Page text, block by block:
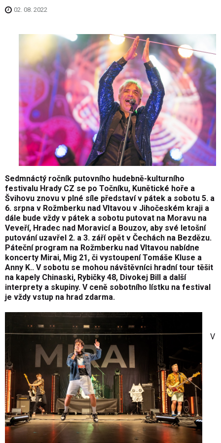
02. 08. 2022
Sedmnáctý ročník putovního hudebně-kulturního
festivalu Hrady CZ se po Točníku, Kunětické hoře a
Švihovu znovu v plné síle představí v pátek a sobotu 5. a
6. srpna v Rožmberku nad Vltavou v Jihočeském kraji a
dále bude vždy v pátek a sobotu putovat na Moravu na
Veveří, Hradec nad Moravicí a Bouzov, aby své letošní
putování uzavřel 2. a 3. září opět v Čechách na Bezdězu.
Páteční program na Rožmberku nad Vltavou nabídne
koncerty Mirai, Mig 21, či vystoupení Tomáše Kluse a
Anny K.. V sobotu se mohou návštěvníci hradní tour těšit
na kapely Chinaski, Rybičky 48, Divokej Bill a další
interprety a skupiny. V ceně sobotního lístku na festival
je vždy vstup na hrad zdarma.
V